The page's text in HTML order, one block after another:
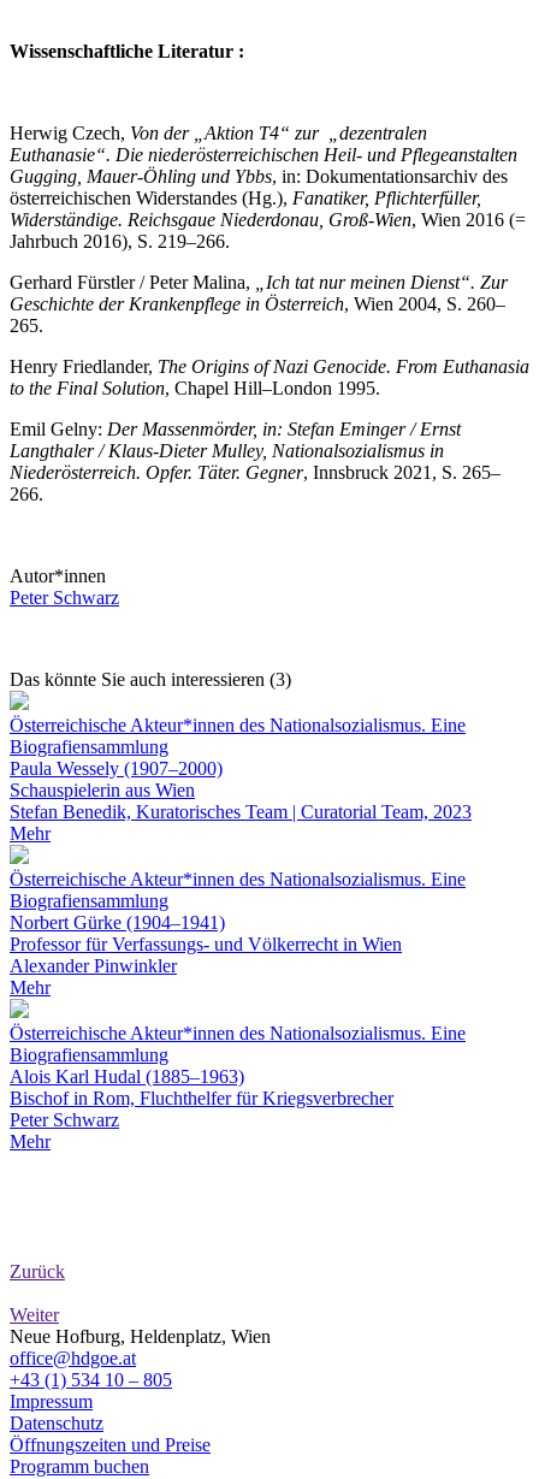
Wissenschaftliche Literatur :
Herwig Czech, Von der „Aktion T4“ zur „dezentralen
Euthanasie“. Die niederösterreichischen Heil- und Pflegeanstalten
Gugging, Mauer-Öhling und Ybbs, in: Dokumentationsarchiv des
österreichischen Widerstandes (Hg.), Fanatiker, Pflichterfüller,
Widerständige. Reichsgaue Niederdonau, Groß-Wien, Wien 2016 (=
Jahrbuch 2016), S. 219–266.
Gerhard Fürstler / Peter Malina, „Ich tat nur meinen Dienst“. Zur
Geschichte der Krankenpflege in Österreich, Wien 2004, S. 260–
265.
Henry Friedlander, The Origins of Nazi Genocide. From Euthanasia
to the Final Solution, Chapel Hill–London 1995.
Emil Gelny: Der Massenmörder, in: Stefan Eminger / Ernst
Langthaler / Klaus-Dieter Mulley, Nationalsozialismus in
Niederösterreich. Opfer. Täter. Gegner, Innsbruck 2021, S. 265–
266.
Autor*innen
Peter Schwarz
Das könnte Sie auch interessieren (3)
Österreichische Akteur*innen des Nationalsozialismus. Eine
Biografiensammlung
Paula Wessely (1907–2000)
Schauspielerin aus Wien
Stefan Benedik, Kuratorisches Team | Curatorial Team, 2023
Mehr
Österreichische Akteur*innen des Nationalsozialismus. Eine
Biografiensammlung
Norbert Gürke (1904–1941)
Professor für Verfassungs- und Völkerrecht in Wien
Alexander Pinwinkler
Mehr
Österreichische Akteur*innen des Nationalsozialismus. Eine
Biografiensammlung
Alois Karl Hudal (1885–1963)
Bischof in Rom, Fluchthelfer für Kriegsverbrecher
Peter Schwarz
Mehr
Zurück
Weiter
Neue Hofburg, Heldenplatz, Wien
office@hdgoe.at
+43 (1) 534 10 – 805
Impressum
Datenschutz
Öffnungszeiten und Preise
Programm buchen